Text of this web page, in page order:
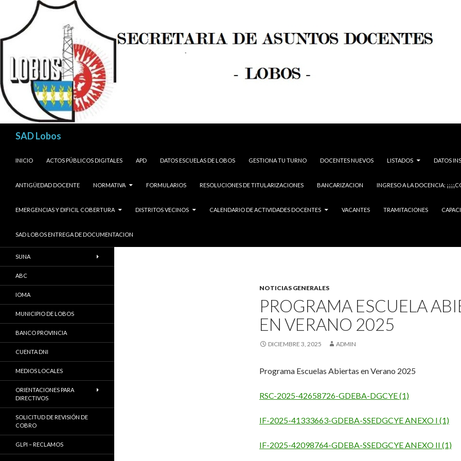
SAD Lobos
INICIO
ACTOS PÚBLICOS DIGITALES APD DATOS ESCUELAS DE LOBOS GESTIONA TU TURNO DOCENTES NUEVOS LISTADOS DATOS
ANTIGÜEDAD DOCENTE NORMATIVA FORMULARIOS RESOLUCIONES DE TITULARIZACIONES BANCARIZACION INGRESO A LA DOCENCIA:
EMERGENCIAS Y DIFICIL COBERTURA DISTRITOS VECINOS CALENDARIO DE ACTIVIDADES DOCENTES VACANTES TRAMITACIONES
SAD LOBOS ENTREGA DE DOCUMENTACION
NOTICIAS GENERALES
PROGRAMA ESCUELA
EN VERANO 2025
DICIEMBRE 3, 2025 ADMIN
Programa Escuelas Abiertas en Verano 2025
RSC-2025-42658726-GDEBA-DGCYE (1)
IF-2025-41333663-GDEBA-SSEDGCYE ANEXO I (1)
IF-2025-42098764-GDEBA-SSEDGCYE ANEXO II (1)
SUNA
ABC
IOMA
MUNICIPIO DE LOBOS
BANCO PROVINCIA
CUENTA DNI
MEDIOS LOCALES
ORIENTACIONES PARA
DIRECTIVOS
SOLICITUD DE REVISIÓN DE
COBRO
GLPI – RECLAMOS